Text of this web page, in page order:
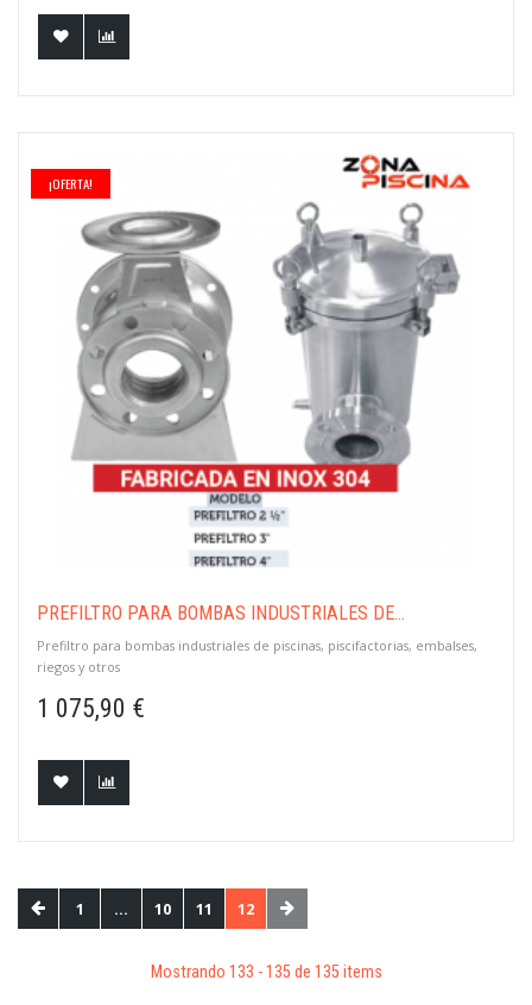
¡OFERTA!
PREFILTRO PARA BOMBAS INDUSTRIALES DE...
Prefiltro para bombas industriales de piscinas, piscifactorias, embalses,
riegos y otros
1 075,90 €
1 ... 10 11 12
Mostrando 133 - 135 de 135 items